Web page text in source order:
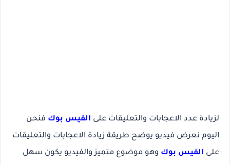
لزيادة عدد الاعجابات والتعليقات على الفيس بوك فنحن
اليوم نعرض فيديو يوضح طريقة زيادة الاعجابات والتعليقات
على الفيس بوك وهو موضوع متميز والفيديو يكون سهل